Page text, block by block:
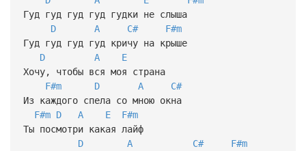
Гуд гуд гуд гуд гудки не слыша
D
A C#
F#m
Гуд гуд гуд гуд кричу на крыше
D
A
E
Хочу, чтобы вся моя страна
F#m
D A
C#
Из каждого спела со мною окна
F#m D A E
F#m
Ты посмотри какая лайф
D
A C#
F#m